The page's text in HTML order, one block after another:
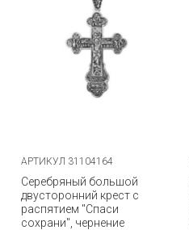
АРТИКУЛ 31104164
Серебряный большой
двусторонний крест с
распятием "Спаси
сохрани", чернение